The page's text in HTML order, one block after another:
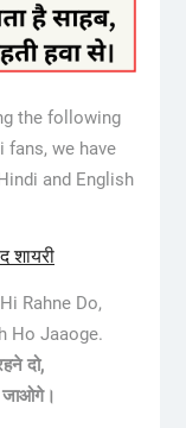
the following
fans, we have
and English
शायरी
Rahne Do,
Ho Jaaoge.
दो,
जाओगे।